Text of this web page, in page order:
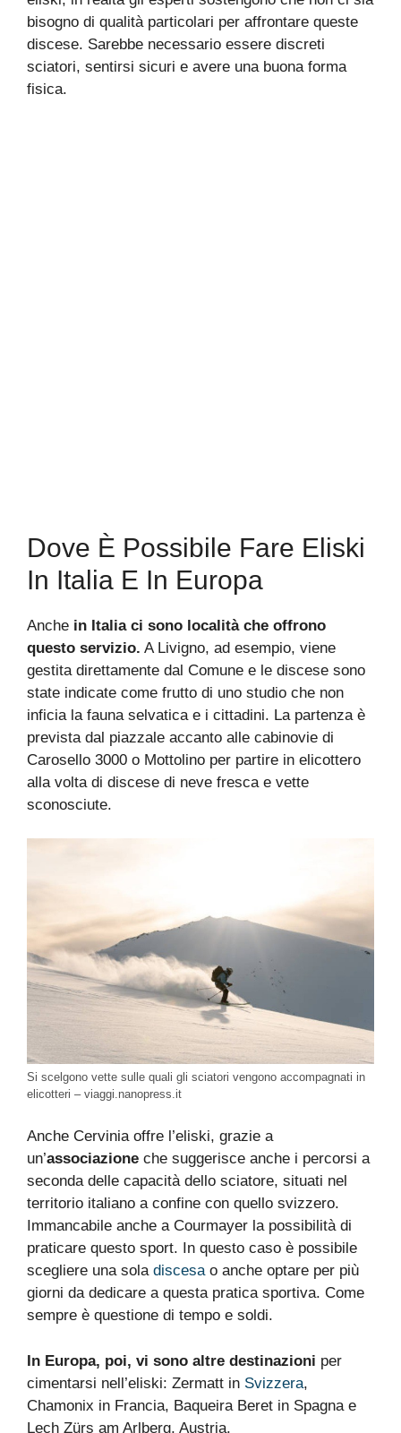
bisogno di qualità particolari per affrontare queste
discese. Sarebbe necessario essere discreti
sciatori, sentirsi sicuri e avere una buona forma
fisica.
Dove È Possibile Fare Eliski
In Italia E In Europa
Anche in Italia ci sono località che offrono
questo servizio. A Livigno, ad esempio, viene
gestita direttamente dal Comune e le discese sono
state indicate come frutto di uno studio che non
inficia la fauna selvatica e i cittadini. La partenza è
prevista dal piazzale accanto alle cabinovie di
Carosello 3000 o Mottolino per partire in elicottero
alla volta di discese di neve fresca e vette
sconosciute.
Si scelgono vette sulle quali gli sciatori vengono accompagnati in
elicotteri – viaggi.nanopress.it
Anche Cervinia offre l’eliski, grazie a
un’associazione che suggerisce anche i percorsi a
seconda delle capacità dello sciatore, situati nel
territorio italiano a confine con quello svizzero.
Immancabile anche a Courmayer la possibilità di
praticare questo sport. In questo caso è possibile
scegliere una sola discesao anche optare per più
giorni da dedicare a questa pratica sportiva. Come
sempre è questione di tempo e soldi.
In Europa, poi, vi sono altre destinazioni per
cimentarsi nell’eliski: Zermatt in Svizzera,
Chamonix in Francia, Baqueira Beret in Spagna e
Lech Zürs am Arlberg, Austria.